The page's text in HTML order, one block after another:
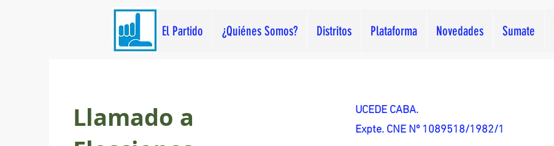
El Partido ¿Quiénes Somos? Distritos Plataforma Novedades Sumate
Llamado a
UCEDE CABA.
Expte. CNE Nº 1089518/1982/1